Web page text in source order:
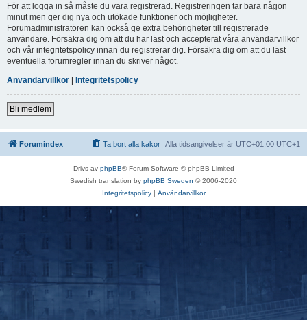
För att logga in så måste du vara registrerad. Registreringen tar bara någon
minut men ger dig nya och utökade funktioner och möjligheter.
Forumadministratören kan också ge extra behörigheter till registrerade
användare. Försäkra dig om att du har läst och accepterat våra användarvillkor
och vår integritetspolicy innan du registrerar dig. Försäkra dig om att du läst
eventuella forumregler innan du skriver något.
Användarvillkor | Integritetspolicy
Bli medlem
Forumindex Alla tidsangivelser är UTC+01:00 UTC+1
Ta bort alla kakor
Drivs av phpBB® Forum Software © phpBB Limited
Swedish translation by phpBB Sweden © 2006-2020
Integritetspolicy| Användarvillkor